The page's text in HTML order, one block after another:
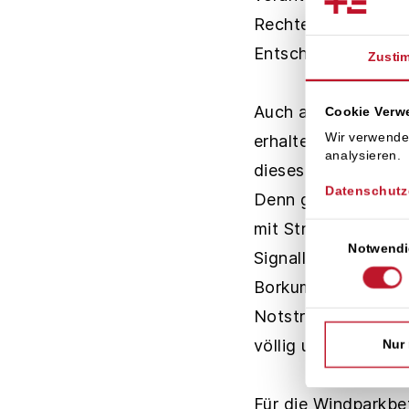
Cookie
Wir
analysieren.
Nur
Rechte der
Auch an einem
erhalten, muss
dieses
Denn genauso wie
mit Strom versorgt
Signalleuchten
Borkum das
völlig unsinnig,
Für die